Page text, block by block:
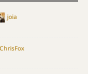
joia
ChrisFox